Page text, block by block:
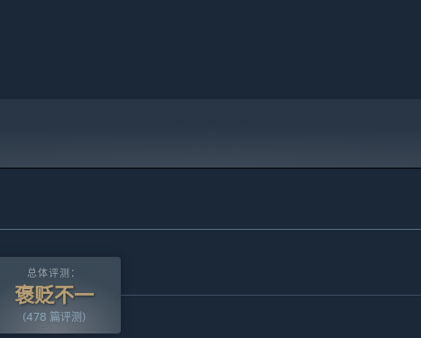
激活各种强力效果——无论是增强输
总体评测：
褒贬不一
(478 篇评测)